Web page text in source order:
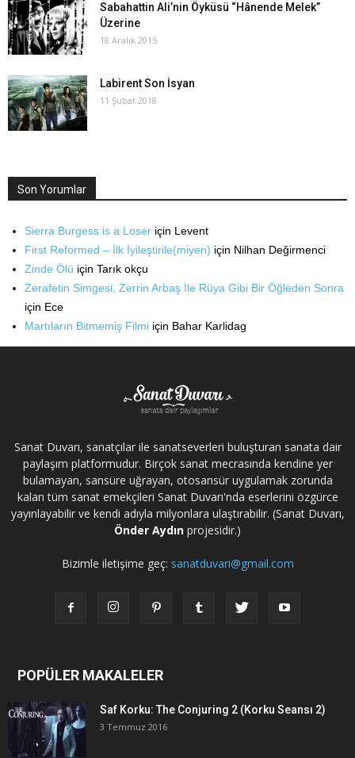
Sabahattin Ali’nin Öyküsü “Hânende Melek”
Üzerine
18 Aralık 2015
Labirent Son İsyan
11 Şubat 2018
Son Yorumlar
Sierra Burgess is a Loser için Levent
First Reformed – İlk İyileştirile(miyen) için Nilhan Değirmenci
Zinde Ölü için Tarık okçu
Zerafetin Simgesi, Zerrin Arbaş İle Rüya Gibi Bir Öğleden Sonra
için Ece
Martıların Bitmemiş Filmi için Bahar Karlidag
Sanat Duvarı, sanatçılar ile sanatseverleri buluşturan sanata dair
paylaşım platformudur. Birçok sanat mecrasında kendine yer
bulamayan, sansüre uğrayan, otosansür uygulamak zorunda
kalan tüm sanat emekçileri Sanat Duvarı'nda eserlerini özgürce
yayınlayabilir ve kendi adıyla milyonlara ulaştırabilir. (Sanat Duvarı,
Önder Aydın projesidir.)
Bizimle iletişime geç: sanatduvari@gmail.com
POPÜLER MAKALELER
Saf Korku: The Conjuring 2 (Korku Seansı 2)
3 Temmuz 2016